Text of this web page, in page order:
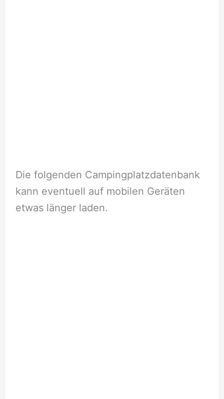
Die folgenden Campingplatzdatenbank
kann eventuell auf mobilen Geräten
etwas länger laden.